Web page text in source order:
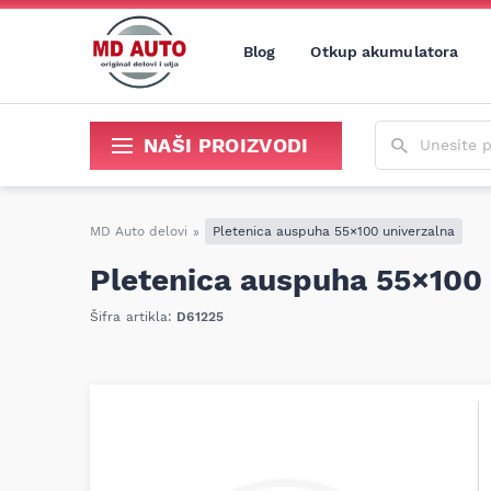
Blog Otkup akumulatora
NAŠI PROIZVODI
MD Auto delovi » Pletenica auspuha 55×100 univerzalna
Pletenica auspuha
Šifra artikla: D61225